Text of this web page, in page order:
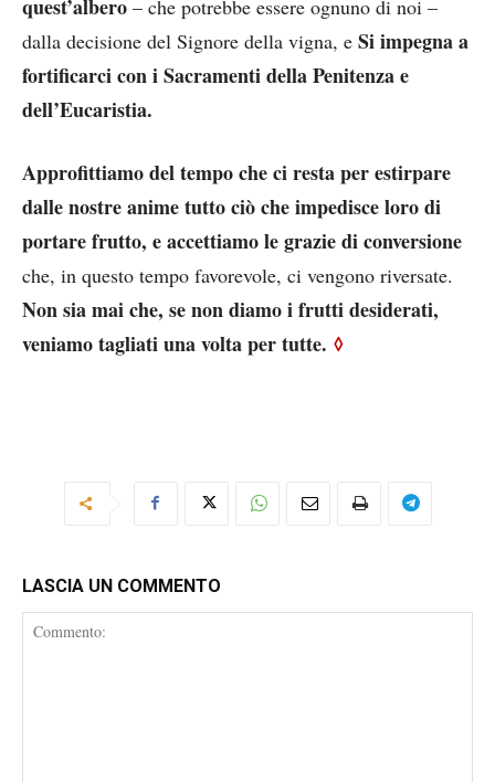
quest’albero – che potrebbe essere ognuno di noi –
dalla decisione del Signore della vigna, e Si impegna a
fortificarci con i Sacramenti della Penitenza e
dell’Eucaristia.
Approfittiamo del tempo che ci resta per estirpare
dalle nostre anime tutto ciò che impedisce loro di
portare frutto, e accettiamo le grazie di conversione
che, in questo tempo favorevole, ci vengono riversate.
Non sia mai che, se non diamo i frutti desiderati,
veniamo tagliati una volta per tutte. ◊
LASCIA UN COMMENTO